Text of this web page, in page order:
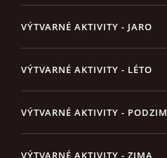
VÝTVARNÉ AKTIVITY - JARO
VÝTVARNÉ AKTIVITY - LÉTO
VÝTVARNÉ AKTIVITY - PODZIM
VÝTVARNÉ AKTIVITY - ZIMA